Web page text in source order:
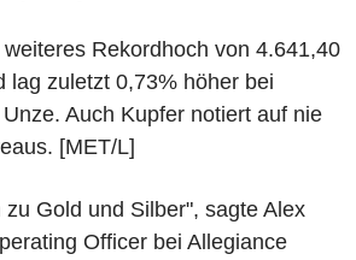
Rekordhoch von 4.641,40
lag zuletzt 0,73% höher bei
Auch Kupfer notiert auf nie
[MET/L]
Gold und Silber", sagte Alex
Officer bei Allegiance